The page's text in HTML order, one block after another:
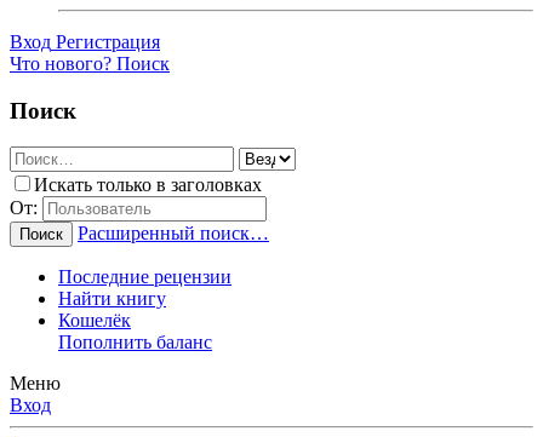
Вход Регистрация
Что нового? Поиск
Поиск
Искать только в заголовках
От:
Поиск Расширенный поиск…
Последние рецензии
Найти книгу
Кошелёк
Пополнить баланс
Меню
Вход